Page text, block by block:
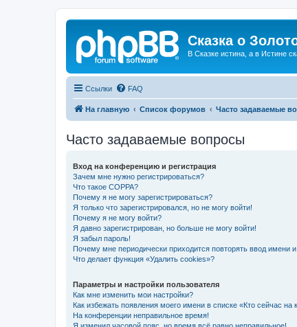
Сказка о
В Сказке истина, а в Истине
Ссылки FAQ
На главную Список форумов Часто задаваемые
Часто задаваемые вопросы
Вход на конференцию и регистрация
Зачем мне нужно регистрироваться?
Что такое COPPA?
Почему я не могу зарегистрироваться?
Я только что зарегистрировался, но не могу войти!
Почему я не могу войти?
Я давно зарегистрирован, но больше не могу войти!
Я забыл пароль!
Почему мне периодически приходится повторять ввод имени
Что делает функция «Удалить cookies»?
Параметры и настройки пользователя
Как мне изменить мои настройки?
Как избежать появления моего имени в списке «Кто сейчас на
На конференции неправильное время!
Я изменил часовой пояс, но время всё равно неправильное!